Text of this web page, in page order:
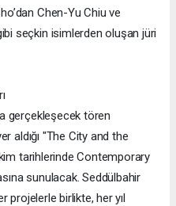
Chen-Yu Chiu ve
seçkin isimlerden oluşan jüri
gerçekleşecek tören
aldığı "The City and the
tarihlerinde Contemporary
sunulacak. Seddülbahir
projelerle birlikte, her yıl